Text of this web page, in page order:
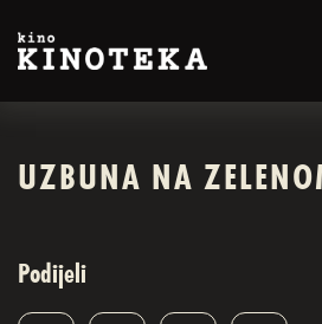
UZBUNA NA
Podijeli